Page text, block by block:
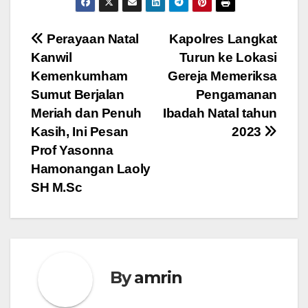
Navigasi
pos
Kapolres Langkat
Turun ke Lokasi
Gereja Memeriksa
Pengamanan
Ibadah Natal tahun
2023
Perayaan Natal
Kanwil
Kemenkumham
Sumut Berjalan
Meriah dan Penuh
Kasih, Ini Pesan
Prof Yasonna
Hamonangan Laoly
SH M.Sc
Byamrin